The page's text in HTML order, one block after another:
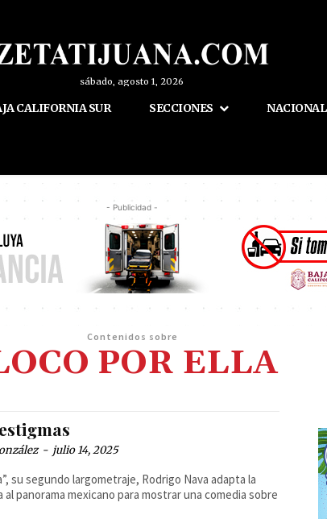
sábado, agosto 1, 2026
CALIFORNIA SUR SECCIONES NACIONAL
- Publicidad -
Contenidos sobre
POR ELLA
- julio 14, 2025
su segundo largometraje, Rodrigo Nava adapta la
al panorama mexicano para mostrar una comedia sobre